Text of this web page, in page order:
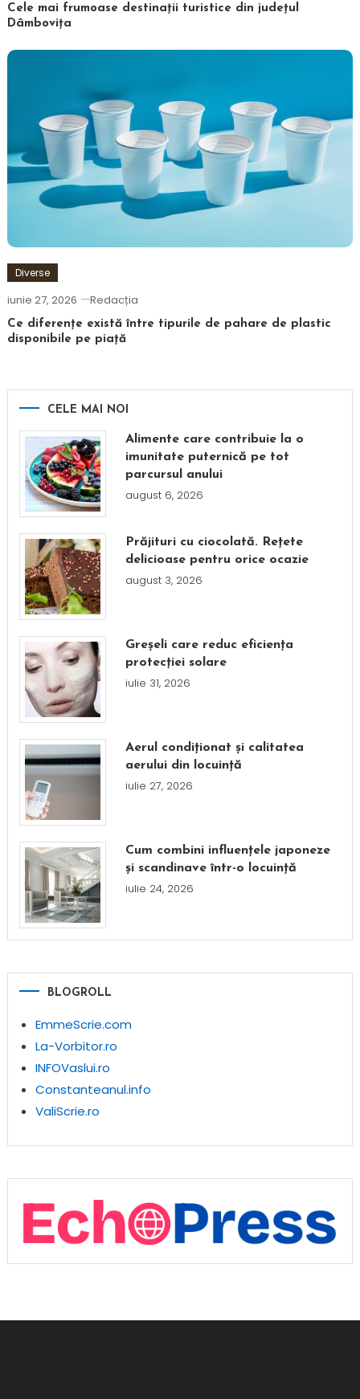
Cele mai frumoase destinații turistice din județul
Dâmbovița
Diverse
iunie 27, 2026 Redacția
Ce diferențe există între tipurile de pahare de plastic
disponibile pe piață
CELE MAI NOI
Alimente care contribuie la o
imunitate puternică pe tot
parcursul anului
august 6, 2026
Prăjituri cu ciocolată. Rețete
delicioase pentru orice ocazie
august 3, 2026
Greșeli care reduc eficiența
protecției solare
iulie 31, 2026
Aerul condiționat și calitatea
aerului din locuință
iulie 27, 2026
Cum combini influențele japoneze
și scandinave într-o locuință
iulie 24, 2026
BLOGROLL
EmmeScrie.com
La-Vorbitor.ro
INFOVaslui.ro
Constanteanul.info
ValiScrie.ro